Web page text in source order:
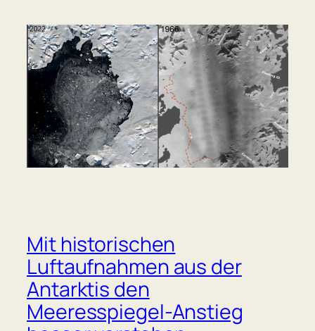
Mit historischen
Luftaufnahmen aus der
Antarktis den
Meeresspiegel-Anstieg